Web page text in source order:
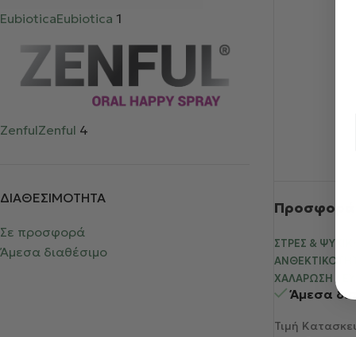
EubioticaEubiotica 1
ZenfulZenful 4
ΔΙΑΘΕΣΙΜΟΤΗΤΑ
Σε προσφορά
Άμεσα διαθέσιμο
Προσφορά
ΣΤΡΕΣ &
ΧΑΛΆΡΩΣΗ /
Άμεσα
Τιμή